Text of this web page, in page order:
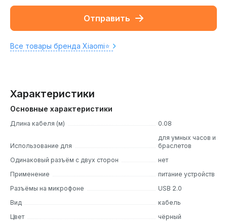
Отправить
Все товары бренда Xiaomi⭐️
Характеристики
Основные характеристики
Длина кабеля (м) 0.08
Использование для
для умных часов и
браслетов
Одинаковый разъём с двух сторон
нет
Применение
питание устройств
Разъёмы на микрофоне
USB 2.0
Вид
кабель
Цвет
чёрный